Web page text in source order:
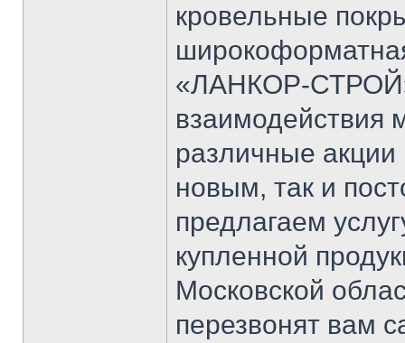
кровельные
«ЛАНКОР-СТРОЙ»
взаимодействия
различные акции
новым, так и
предлагаем
купленной
Московской
перезвонят вам